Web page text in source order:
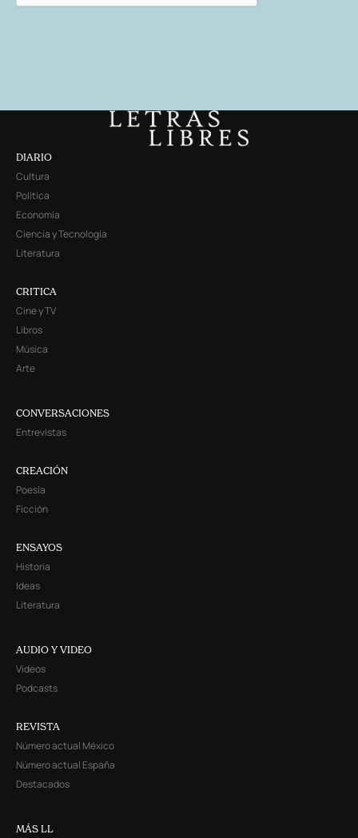
DIARIO
Cultura
Política
Economía
Ciencia y Tecnología
Literatura
CRITICA
Cine y TV
Libros
Música
Arte
CONVERSACIONES
Entrevistas
CREACIÓN
Poesía
Ficción
ENSAYOS
Historia
Ideas
Literatura
AUDIO Y VIDEO
Videos
Podcasts
REVISTA
Número actual México
Número actual España
Destacados
MÁS LL